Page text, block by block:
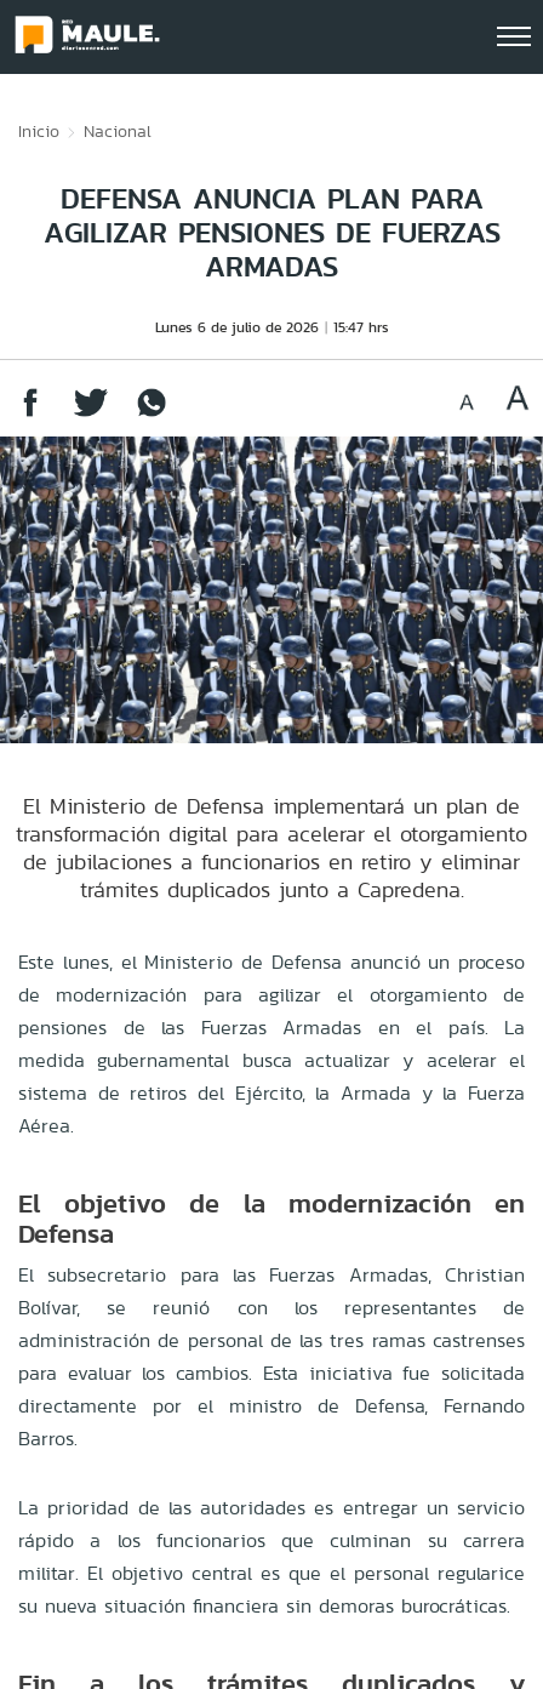
Inicio Nacional
DEFENSA ANUNCIA PLAN PARA
AGILIZAR PENSIONES DE FUERZAS
ARMADAS
Lunes 6 de julio de 2026 15:47 hrs
El Ministerio de Defensa implementará un plan de
transformación digital para acelerar el otorgamiento
de jubilaciones a funcionarios en retiro y eliminar
trámites duplicados junto a Capredena.
Este lunes, el Ministerio de Defensa anunció un proceso
de modernización para agilizar el otorgamiento de
pensiones de las Fuerzas Armadas en el país. La
medida gubernamental busca actualizar y acelerar el
sistema de retiros del Ejército, la Armada y la Fuerza
Aérea.
El objetivo de la modernización en
Defensa
El subsecretario para las Fuerzas Armadas, Christian
Bolívar, se reunió con los representantes de
administración de personal de las tres ramas castrenses
para evaluar los cambios. Esta iniciativa fue solicitada
directamente por el ministro de Defensa, Fernando
Barros.
La prioridad de las autoridades es entregar un servicio
rápido a los funcionarios que culminan su carrera
militar. El objetivo central es que el personal regularice
su nueva situación financiera sin demoras burocráticas.